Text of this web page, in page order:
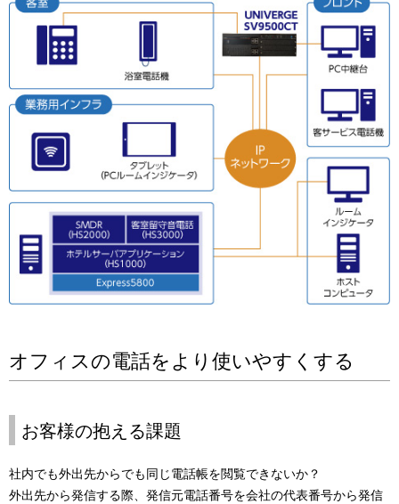
オフィスの電話をより使いやすくする
お客様の抱える課題
社内でも外出先からでも同じ電話帳を閲覧できないか？
外出先から発信する際、発信元電話番号を会社の代表番号から発信